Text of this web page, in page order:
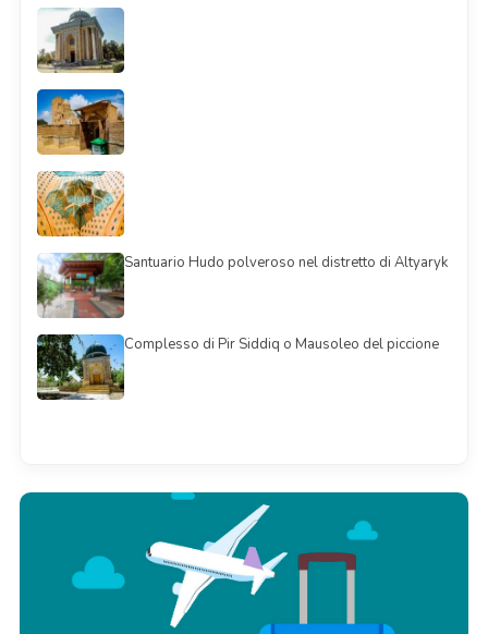
Santuario Hudo polveroso nel distretto di Altyaryk
Complesso di Pir Siddiq o Mausoleo del piccione